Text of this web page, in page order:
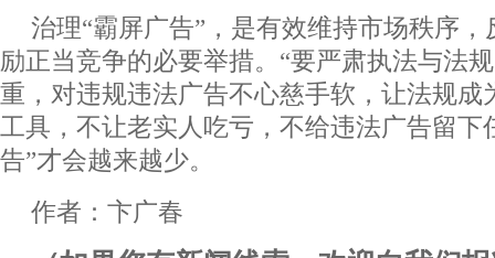
治理“霸屏广告”，是有效维持市场秩序
励正当竞争的必要举措。“要严肃执法与法
重，对违规违法广告不心慈手软，让法规成
工具，不让老实人吃亏，不给违法广告留下
告”才会越来越少。
作者：卞广春